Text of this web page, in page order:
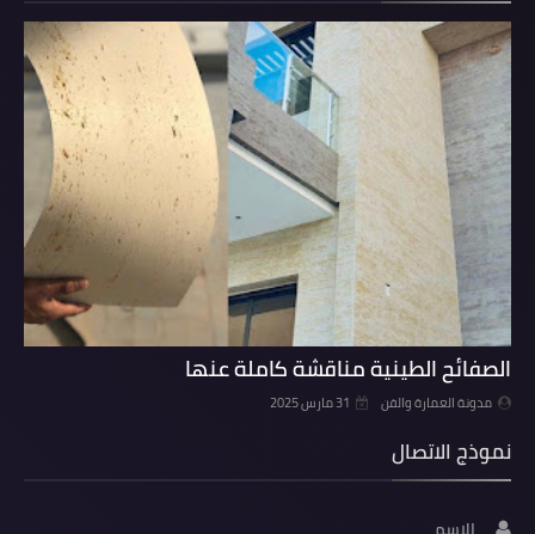
الصفائح الطينية مناقشة كاملة عنها
مدونة العمارة والفن 31 مارس 2025
نموذج الاتصال